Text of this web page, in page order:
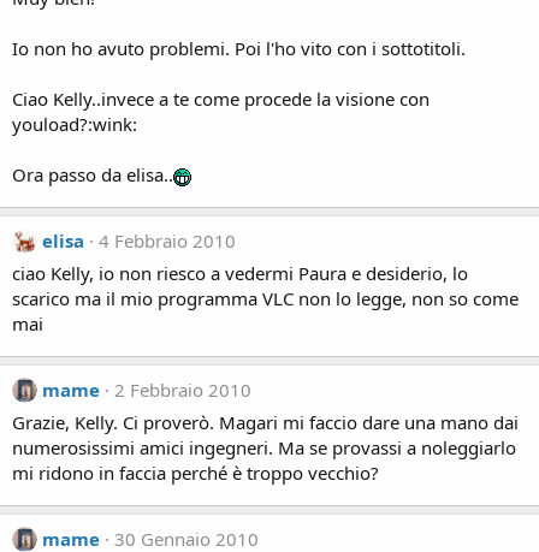
Io non ho avuto problemi. Poi l'ho vito con i sottotitoli.
Ciao Kelly..invece a te come procede la visione con
youload?:wink:
Ora passo da elisa..
elisa
4 Febbraio 2010
ciao Kelly, io non riesco a vedermi Paura e desiderio, lo
scarico ma il mio programma VLC non lo legge, non so come
mai
mame 2 Febbraio 2010
Grazie, Kelly. Ci proverò. Magari mi faccio dare una mano dai
numerosissimi amici ingegneri. Ma se provassi a noleggiarlo
mi ridono in faccia perché è troppo vecchio?
mame 30 Gennaio 2010